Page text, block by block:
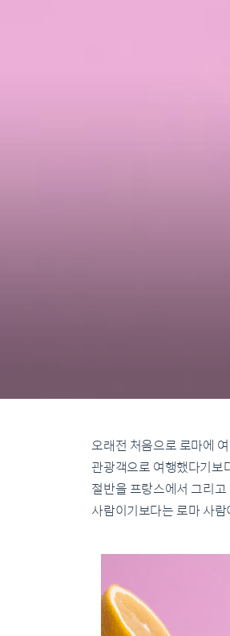
오래전 처음으로 로마에
관광객으로 여행했다기보
절반을 프랑스에서 그리
사람이기보다는 로마 사